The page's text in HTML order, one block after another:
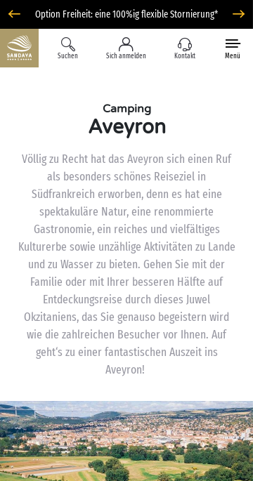
Option Freiheit: eine 100%ig flexible Stornierung*
Suchen Sich anmelden Kontakt Menü
Camping
Aveyron
Völlig zu Recht hat das Aveyron sich einen Ruf
als besonders schönes Reiseziel in
Südfrankreich erworben, denn es hat eine
spektakuläre Natur, eine renommierte
Gastronomie, ein reiches und vielfältiges
Kulturerbe sowie unzählige Aktivitäten zu Lande
und zu Wasser zu bieten. Gehen Sie mit der
Familie oder mit Ihrer besseren Hälfte auf
Entdeckungsreise durch dieses Juwel
Okzitaniens, das Sie genauso begeistern wird
wie die zahlreichen Besucher vor Ihnen. Auf
geht‘s zu einer fantastischen Auszeit ins
Aveyron!